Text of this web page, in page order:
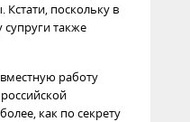
поскольку в
также
работу
как по секрету